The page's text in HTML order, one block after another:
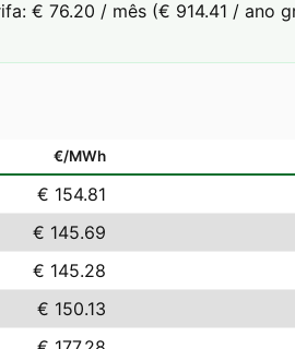
€ 76.20 / mês (€ 914.41 / ano
€/MWh
€ 154.81
€ 145.69
€ 145.28
€ 150.13